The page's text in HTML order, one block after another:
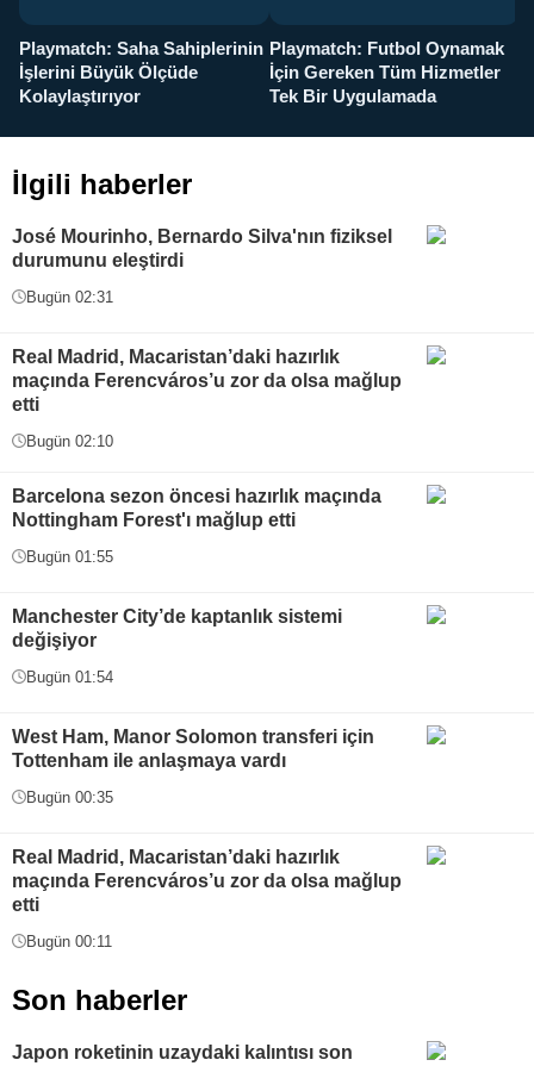
Playmatch: Saha Sahiplerinin
İşlerini Büyük Ölçüde
Kolaylaştırıyor
Playmatch: Futbol Oynamak
İçin Gereken Tüm Hizmetler
Tek Bir Uygulamada
İlgili haberler
José Mourinho, Bernardo Silva'nın fiziksel
durumunu eleştirdi
Bugün 02:31
Real Madrid, Macaristan’daki hazırlık
maçında Ferencváros’u zor da olsa mağlup
etti
Bugün 02:10
Barcelona sezon öncesi hazırlık maçında
Nottingham Forest'ı mağlup etti
Bugün 01:55
Manchester City’de kaptanlık sistemi
değişiyor
Bugün 01:54
West Ham, Manor Solomon transferi için
Tottenham ile anlaşmaya vardı
Bugün 00:35
Real Madrid, Macaristan’daki hazırlık
maçında Ferencváros’u zor da olsa mağlup
etti
Bugün 00:11
Son haberler
Japon roketinin uzaydaki kalıntısı son